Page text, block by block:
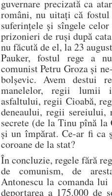
guvernare precizată ca
români, nu uitaţi că
suferinţele şi sîngele
prizonieri de ruşi după
nu făcută de el, la 23
Pauker, fostul rege a
comunist Petru Groza şi
bolşevic. Avem destui
manelelor, regii lumii
asfaltului, regii Cioabă,
deneaului, regii
secrete (de la Tinu pînă
şi un împărat. Ce-ar fi ca
coroane de la stat?
În concluzie, regele fără
de comunism, de
Antonescu la comanda
deportarea a 175.000 de